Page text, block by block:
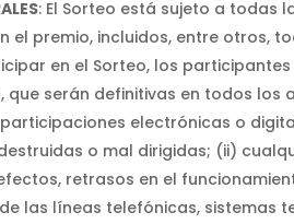
: El Sorteo está sujeto a todas
el premio, incluidos, entre otros,
en el Sorteo, los
que serán definitivas en todos los
electrónicas o
o mal dirigidas; (ii)
retrasos en el
las líneas telefónicas, sistemas